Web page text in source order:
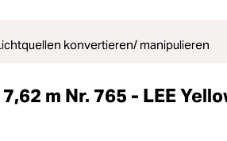
konvertieren/ manipulieren
m Nr. 765 - LEE